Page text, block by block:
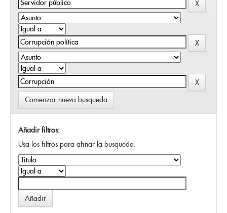
Comenzar nueva busqueda
Añadir filtros:
Usa los filtros para afinar la busqueda.